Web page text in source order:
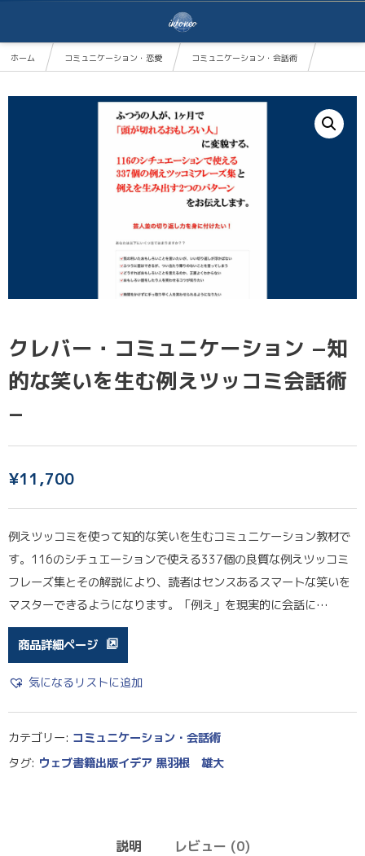
ホーム コミュニケーション・恋愛
コミュニケーション・会話術
クレバー・コミュニケーション −知
的な笑いを生む例えツッコミ会話術
−
¥11,700
例えツッコミを使って知的な笑いを生むコミュニケーション教材で
す。116のシチュエーションで使える337個の良質な例えツッコミ
フレーズ集とその解説により、読者はセンスあるスマートな笑いを
マスターできるようになります。「例え」を現実的に会話に…
商品詳細ページ
気になるリストに追加
カテゴリー: コミュニケーション・会話術
タグ: ウェブ書籍出版イデア 黒羽根 雄大
説明 レビュー (0)